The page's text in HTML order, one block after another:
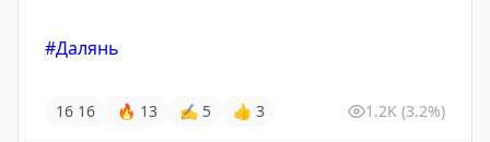
#Далянь
16 16 🔥 13 ✍ 5 👍 3 1.2K (3.2%)